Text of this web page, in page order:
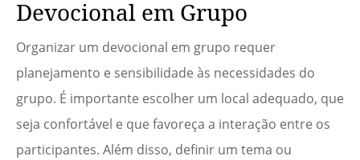
Devocional em Grupo
Organizar um devocional em grupo requer
planejamento e sensibilidade às necessidades do
grupo. É importante escolher um local adequado, que
seja confortável e que favoreça a interação entre os
participantes. Além disso, definir um tema ou